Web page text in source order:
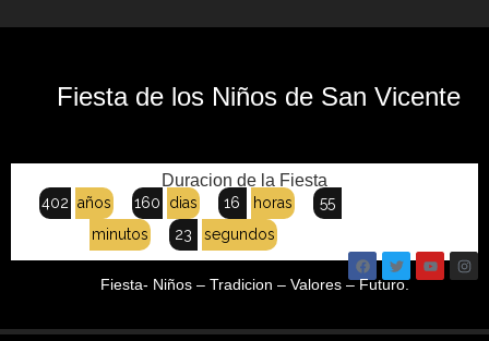
Fiesta de los Niños de San Vicente
Duracion de la Fiesta
402 años 160 dias 16 horas
55
minutos
23 segundos
Fiesta- Niños – Tradicion – Valores – Futuro.